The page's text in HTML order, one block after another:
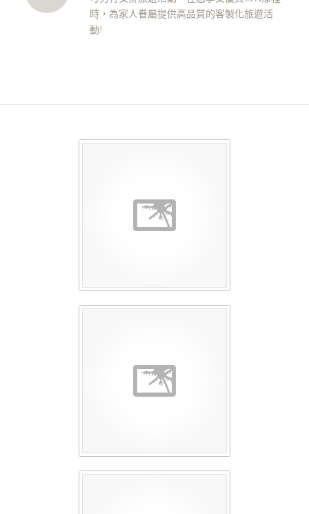
時，為家人眷屬提供高品質的客製化旅遊活
動!